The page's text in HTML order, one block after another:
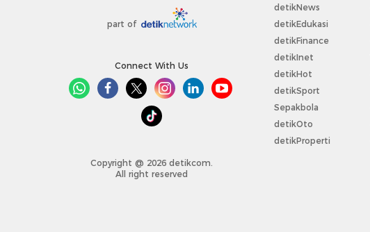
part of
Connect With Us
Copyright @ 2026 detikcom.
All right reserved
detikNews
detikEdukasi
detikFinance
detikInet
detikHot
detikSport
Sepakbola
detikOto
detikProperti